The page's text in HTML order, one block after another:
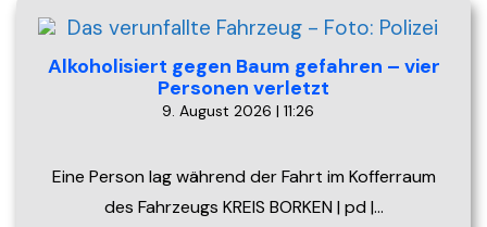
Alkoholisiert gegen Baum gefahren – vier
Personen verletzt
9. August 2026 | 11:26
Eine Person lag während der Fahrt im Kofferraum
des Fahrzeugs KREIS BORKEN | pd |…